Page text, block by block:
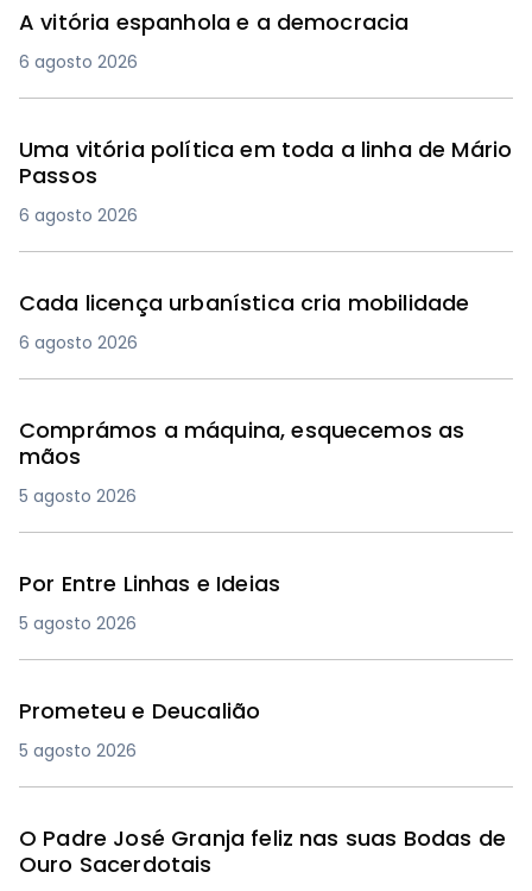
A vitória espanhola e a democracia
6 agosto 2026
Uma vitória política em toda a linha de Mário
Passos
6 agosto 2026
Cada licença urbanística cria mobilidade
6 agosto 2026
Comprámos a máquina, esquecemos as
mãos
5 agosto 2026
Por Entre Linhas e Ideias
5 agosto 2026
Prometeu e Deucalião
5 agosto 2026
O Padre José Granja feliz nas suas Bodas de
Ouro Sacerdotais